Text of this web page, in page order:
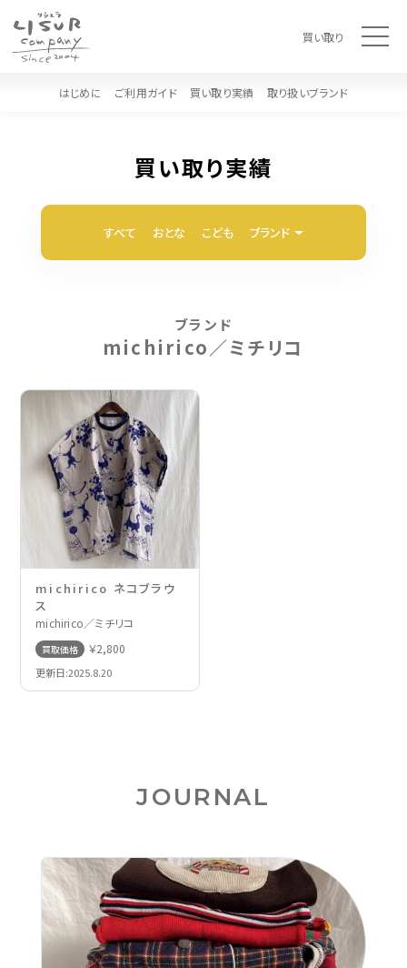
買い取り
はじめに ご利用ガイド 買い取り実績 取り扱いブランド
買い取り実績
すべて おとな こども ブランド
ブランド
michirico／ミチリコ
michirico ネコブラウ
ス
michirico／ミチリコ
買取価格 ￥2,800
更新日:2025.8.20
JOURNAL
t
o